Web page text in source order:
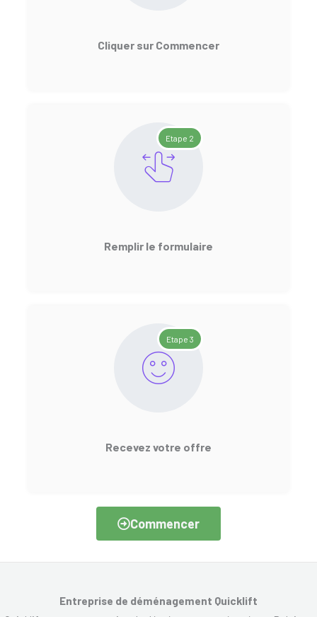
Cliquer sur Commencer
Etape 2
Remplir le formulaire
Etape 3
Recevez votre offre
Commencer
Entreprise de déménagement Quicklift